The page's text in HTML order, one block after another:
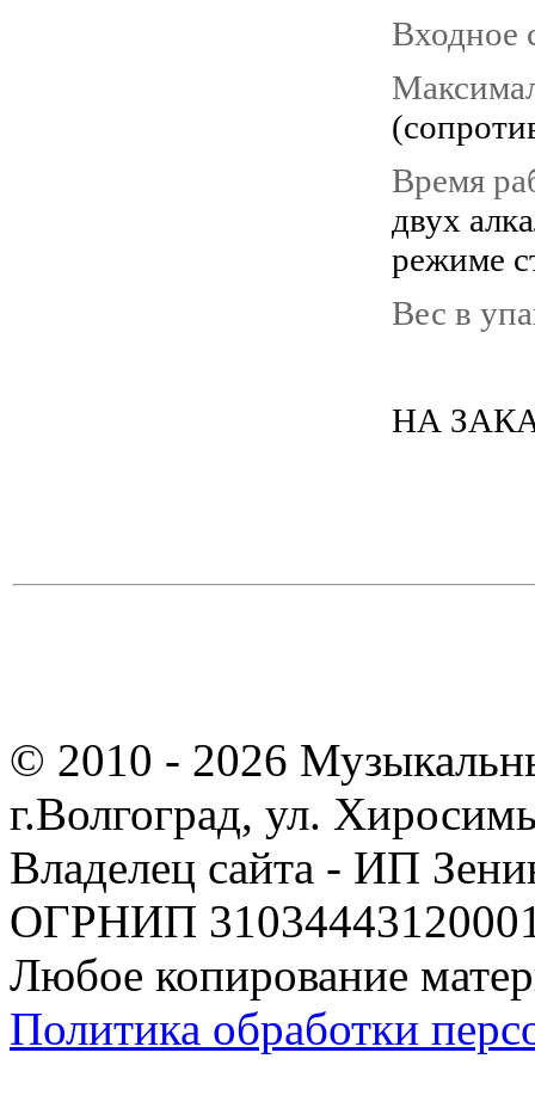
Входное
Время
двух
режиме
Вес в
НА
© 2010 - 2026
г.Волгоград, ул.
Владелец сайта - ИП
ОГРНИП
Любое копирование
Политика обработки